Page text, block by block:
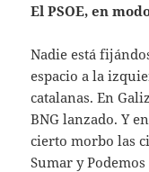
El PSOE, en
Nadie está
espacio a la
catalanas. En
BNG lanzado. Y
cierto morbo las
Sumar y